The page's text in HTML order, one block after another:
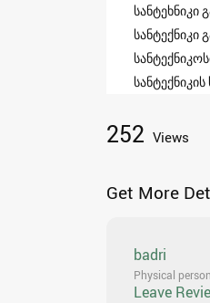
სანტეხნიკი
სანტექნიკი
252 Views
Get More
badri
Physical
Leave